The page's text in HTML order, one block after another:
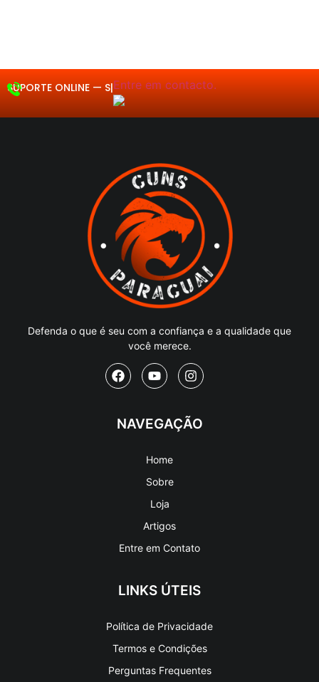
SUPORTE ONLINE — Segunda a Sex|Entre em contacto.
Defenda o que é seu com a confiança e a qualidade que
você merece.
NAVEGAÇÃO
Home
Sobre
Loja
Artigos
Entre em Contato
LINKS ÚTEIS
Política de Privacidade
Termos e Condições
Perguntas Frequentes